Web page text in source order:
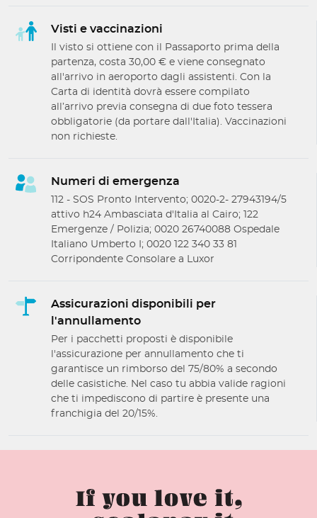
Visti e vaccinazioni
Il visto si ottiene con il Passaporto prima della
partenza, costa 30,00 € e viene consegnato
all'arrivo in aeroporto dagli assistenti. Con la
Carta di identità dovrà essere compilato
all’arrivo previa consegna di due foto tessera
obbligatorie (da portare dall'Italia). Vaccinazioni
non richieste.
Numeri di emergenza
112 - SOS Pronto Intervento; 0020-2- 27943194/5
attivo h24 Ambasciata d'Italia al Cairo; 122
Emergenze / Polizia; 0020 26740088 Ospedale
Italiano Umberto I; 0020 122 340 33 81
Corripondente Consolare a Luxor
Assicurazioni disponibili per
l'annullamento
Per i pacchetti proposti è disponibile
l'assicurazione per annullamento che ti
garantisce un rimborso del 75/80% a secondo
delle casistiche. Nel caso tu abbia valide ragioni
che ti impediscono di partire è presente una
franchigia del 20/15%.